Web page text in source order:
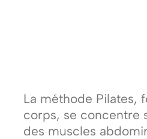
La méthode Pilates,
corps, se concentre
des muscles